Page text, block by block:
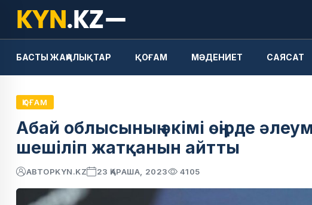
БАСТЫ ЖАҢАЛЫҚТАР ҚОҒАМ МӘДЕНИЕТ САЯСАТ
ҚОҒАМ
Абай облысының әкімі өңірде
шешіліп жатқанын айтты
АВТОРKYN.KZ 23 ҚАРАША, 2023 4105